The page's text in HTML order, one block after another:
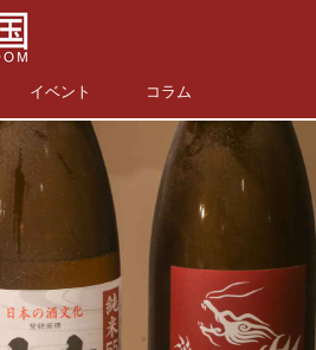
イベント コラム